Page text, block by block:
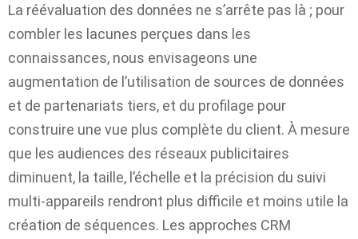
La réévaluation des données ne s’arrête pas là ; pour
combler les lacunes perçues dans les
connaissances, nous envisageons une
augmentation de l’utilisation de sources de données
et de partenariats tiers, et du profilage pour
construire une vue plus complète du client. À mesure
que les audiences des réseaux publicitaires
diminuent, la taille, l’échelle et la précision du suivi
multi-appareils rendront plus difficile et moins utile la
création de séquences. Les approches CRM